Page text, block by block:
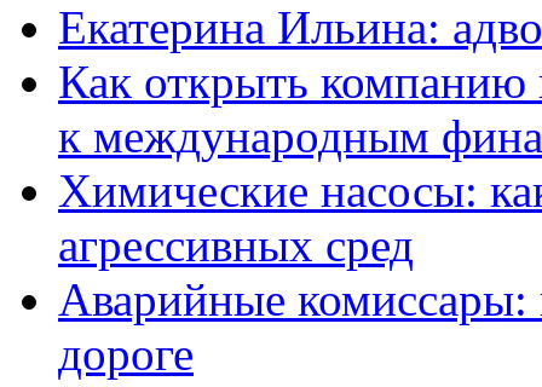
Екатерина Ильина:
Как открыть компанию
к международным
Химические насосы:
агрессивных сред
Аварийные
дороге